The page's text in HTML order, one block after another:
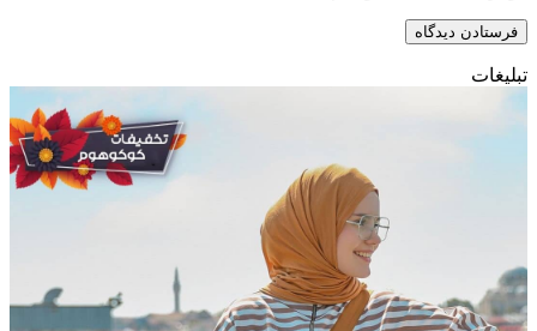
تبلیغات